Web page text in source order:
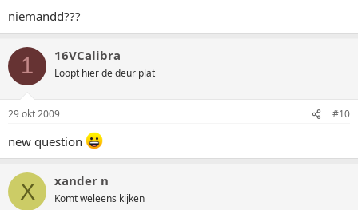
niemandd???
1 16VCalibra
Loopt hier de deur plat
29 okt 2009 #10
new question
X xander n
Komt weleens kijken